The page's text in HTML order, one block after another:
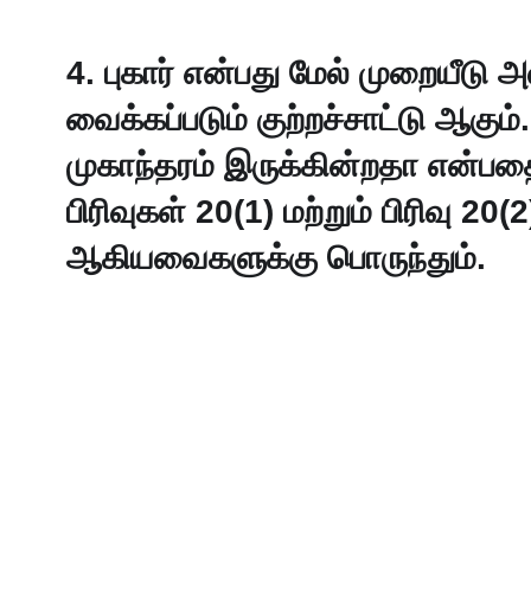
4. புகார் என்பது மேல்
வைக்கப்படும் குற்றச்சாட்டு
முகாந்தரம் இருக்கின்றதா
பிரிவுகள் 20(1) மற்றும் பிரிவு
ஆகியவைகளுக்கு பொருந்தும்.